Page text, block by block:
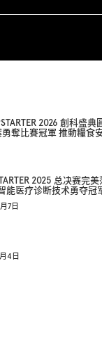
2026 創科盛
奪比賽冠軍 推動糧食
2025 总决赛完
能医疗诊断技术勇夺冠
7日
4日